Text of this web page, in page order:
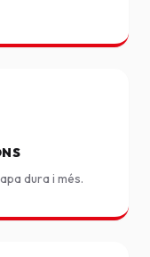
dura i més.